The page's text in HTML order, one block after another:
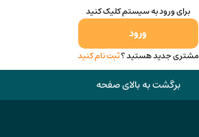
برای ورود به سیستم کلیک کنید
ورود
مشتری جدید هستید ؟ثبت نام کنید
برگشت به بالای صفحه